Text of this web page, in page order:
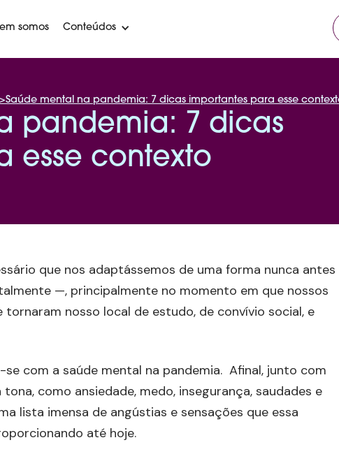
somos Conteúdos
>Saúde mental na pandemia: 7 dicas importantes para esse
pandemia: 7 dicas
esse contexto
que nos adaptássemos de uma forma nunca antes
—, principalmente no momento em que nossos
nosso local de estudo, de convívio social, e
com a saúde mental na pandemia. Afinal, junto com
como ansiedade, medo, insegurança, saudades e
lista imensa de angústias e sensações que essa
até hoje.